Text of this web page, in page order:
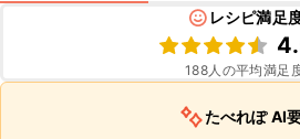
レシピ満足
188人の平均満足
たべれぽ AI